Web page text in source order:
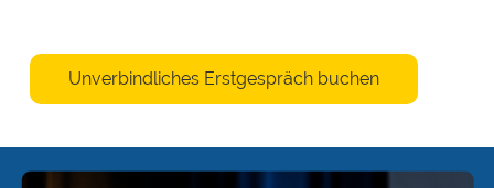
Unverbindliches Erstgespräch buchen